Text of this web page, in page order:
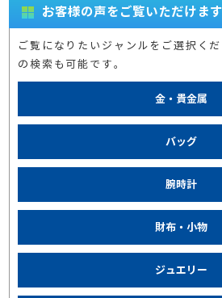
お客様の声をご覧いただけます
ご覧になりたいジャンルをご選択く
の検索も可能です。
金・貴金属
バッグ
腕時計
財布・小物
ジュエリー